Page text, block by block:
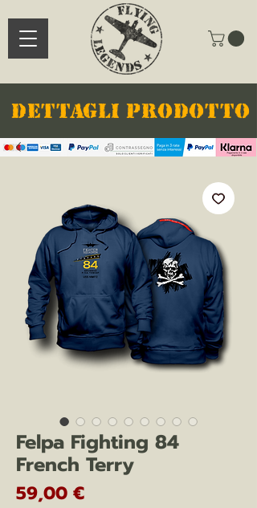
DETTAGLI PRODOTTO
Felpa Fighting 84
French Terry
59,00 €Prezzo